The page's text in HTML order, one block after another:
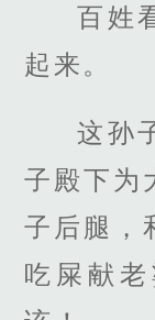
百姓
起来。
这孙
子殿下为
子后腿，
吃屎献